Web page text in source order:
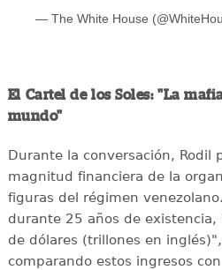
— The White House
El Cartel de los Soles: "La
mundo"
Durante la conversación, Rodil
magnitud financiera de la
figuras del régimen
durante 25 años de
de dólares (trillones en
comparando estos ingresos